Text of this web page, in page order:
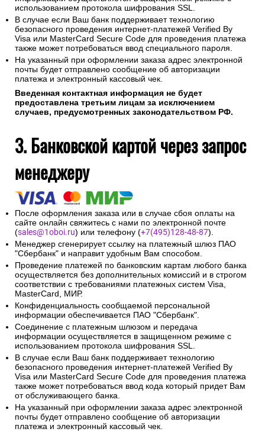
использованием протокола шифрования SSL.
В случае если Ваш банк поддерживает технологию
безопасного проведения интернет-платежей Verified By
Visa или MasterCard Secure Code для проведения платежа
также может потребоваться ввод специального пароля.
На указанный при оформлении заказа адрес электронной
почты будет отправлено сообщение об авторизации
платежа и электронный кассовый чек.
Введенная контактная информация не будет
предоставлена третьим лицам за исключением
случаев, предусмотренных законодательством РФ.
3. Банковской картой через запрос
менеджеру
После оформления заказа или в случае сбоя оплаты на
сайте онлайн свяжитесь с нами по электронной почте
(sales@1oboi.ru) или телефону (+7(495)128-48-87).
Менеджер сгенерирует ссылку на платежный шлюз ПАО
"Сбербанк" и направит удобным Вам способом.
Проведение платежей по банковским картам любого банка
осуществляется без дополнительных комиссий и в строгом
соответствии с требованиями платежных систем Visa,
MasterCard, МИР.
Конфиденциальность сообщаемой персональной
информации обеспечивается ПАО "Сбербанк".
Соединение с платежным шлюзом и передача
информации осуществляется в защищенном режиме с
использованием протокола шифрования SSL.
В случае если Ваш банк поддерживает технологию
безопасного проведения интернет-платежей Verified By
Visa или MasterCard Secure Code для проведения платежа
также может потребоваться ввод кода который придет Вам
от обслуживающего банка.
На указанный при оформлении заказа адрес электронной
почты будет отправлено сообщение об авторизации
платежа и электронный кассовый чек.